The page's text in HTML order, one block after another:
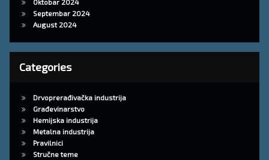
Oktobar 2024
Septembar 2024
August 2024
Categories
Drvoprerađivačka industrija
Građevinarstvo
Hemijska industrija
Metalna industrija
Pravilnici
Stručne teme